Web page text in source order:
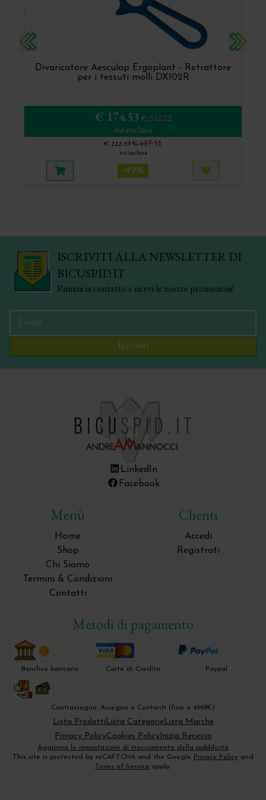
più tardi
Divaricatore Aesculap Ergoplant - Retrattore
per i tessuti molli DX102R
€ 174.53 € 342.22
iva esclusa
€ 212.93€ 417.51
iva inclusa
Aggiungi al carrello
-49%
Acquista più
ISCRIVITI ALLA NEWSLETTER DI
BICUSPID.IT
Rimani in contatto e ricevi le nostre promozioni!
Iscriviti
LinkedIn
Facebook
Menù
Home
Shop
Chi Siamo
Termini & Condizioni
Contatti
Clienti
Accedi
Registrati
Metodi di pagamento
Bonifico bancario Carte di Credito Paypal
Contrassegno: Assegno o Contanti (fino a 4998€)
Lista Prodotti Lista CategorieLista Marche
Privacy PolicyCookies PolicyInizia Recesso
Aggiorna le impostazioni di tracciamento della pubblicità
This site is protected by reCAPTCHA and the Google Privacy Policy and
Terms of Service apply.